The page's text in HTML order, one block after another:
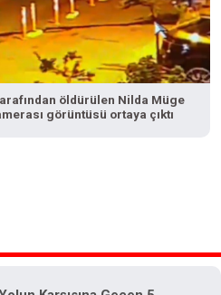
öldürülen Nilda Müge
görüntüsü ortaya çıktı